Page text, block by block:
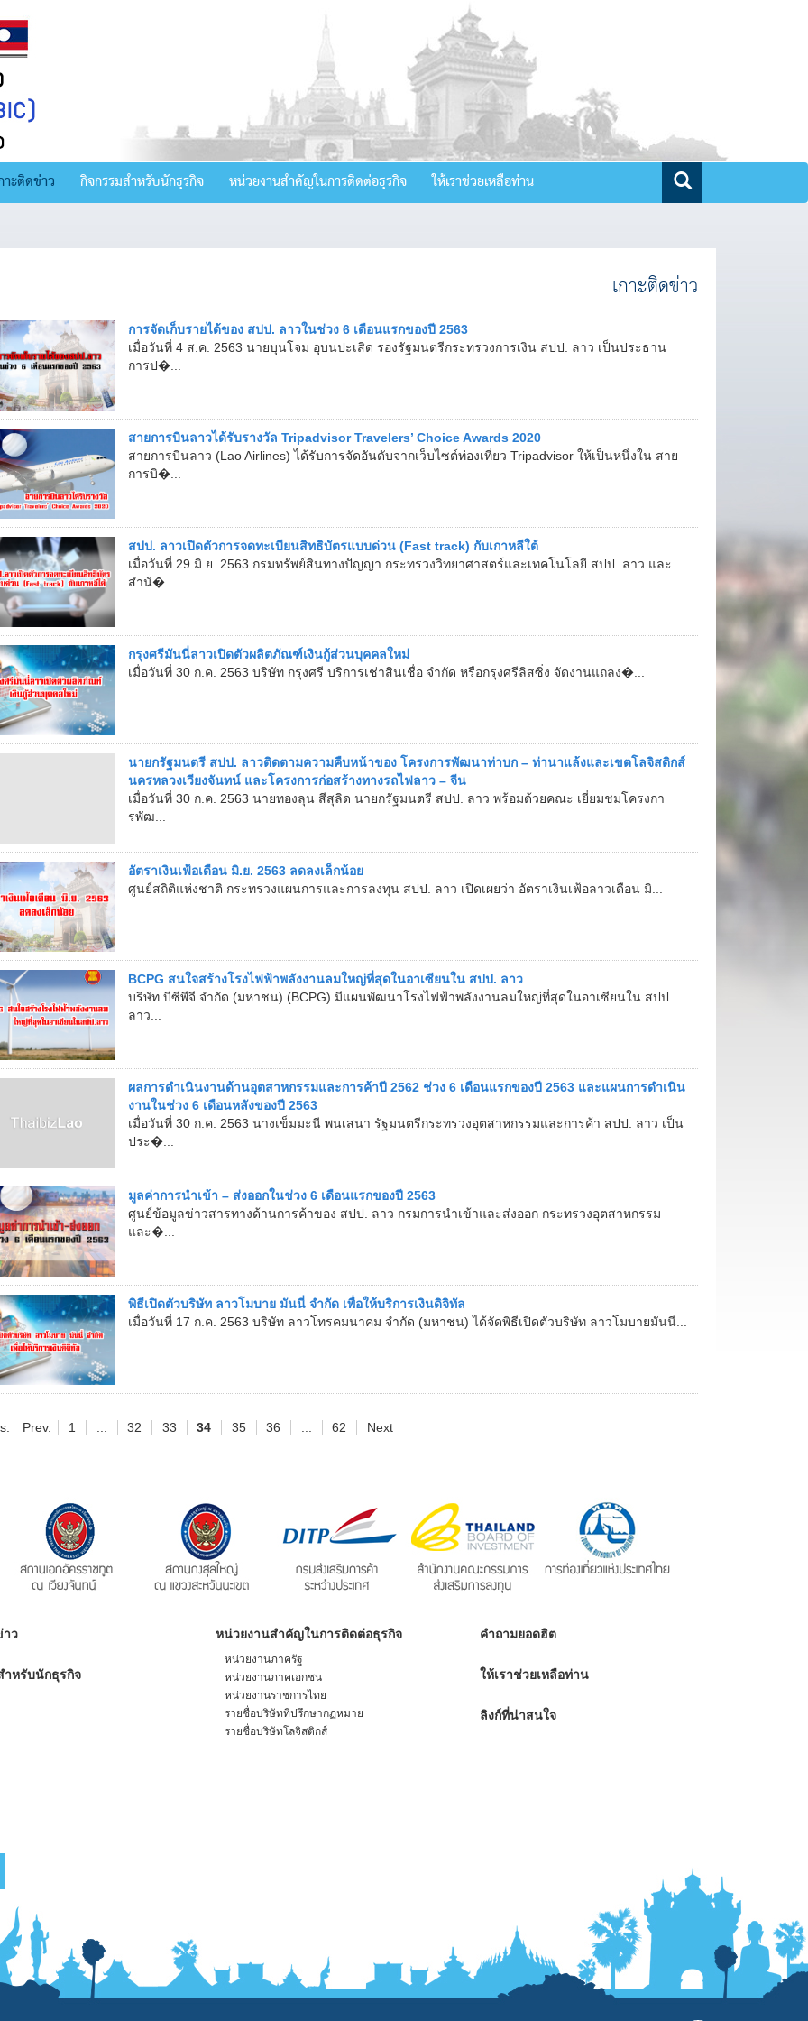
าะติดข่าว กิจกรรมสำหรับนักธุรกิจ หน่วยงานสำคัญในการติดต่อธุรกิจ ให้เราช่วยเหลือท่าน
เกาะติดข่าว
การจัดเก็บรายได้ของ สปป. ลาวในช่วง 6 เดือนแรกของปี 2563
เมื่อวันที่ 4 ส.ค. 2563 นายบุนโจม อุบนปะเสิด รองรัฐมนตรีกระทรวงการเงิน สปป. ลาว เป็นประธาน
การป�...
สายการบินลาวได้รับรางวัล Tripadvisor Travelers’ Choice Awards 2020
สายการบินลาว (Lao Airlines) ได้รับการจัดอันดับจากเว็บไซต์ท่องเที่ยว Tripadvisor ให้เป็นหนึ่งใน สาย
การบิ�...
สปป. ลาวเปิดตัวการจดทะเบียนสิทธิบัตรแบบด่วน (Fast track) กับเกาหลีใต้
เมื่อวันที่ 29 มิ.ย. 2563 กรมทรัพย์สินทางปัญญา กระทรวงวิทยาศาสตร์และเทคโนโลยี สปป. ลาว และ
สำนั�...
กรุงศรีมันนี่ลาวเปิดตัวผลิตภัณฑ์เงินกู้ส่วนบุคคลใหม่
เมื่อวันที่ 30 ก.ค. 2563 บริษัท กรุงศรี บริการเช่าสินเชื่อ จำกัด หรือกรุงศรีลิสซิ่ง จัดงานแถลง�...
นายกรัฐมนตรี สปป. ลาวติดตามความคืบหน้าของ โครงการพัฒนาท่าบก – ท่านาแล้งและเขตโลจิสติกส์
นครหลวงเวียงจันทน์ และโครงการก่อสร้างทางรถไฟลาว – จีน
เมื่อวันที่ 30 ก.ค. 2563 นายทองลุน สีสุลิด นายกรัฐมนตรี สปป. ลาว พร้อมด้วยคณะ เยี่ยมชมโครงกา
รพัฒ...
อัตราเงินเฟ้อเดือน มิ.ย. 2563 ลดลงเล็กน้อย
ศูนย์สถิติแห่งชาติ กระทรวงแผนการและการลงทุน สปป. ลาว เปิดเผยว่า อัตราเงินเฟ้อลาวเดือน มิ...
BCPG สนใจสร้างโรงไฟฟ้าพลังงานลมใหญ่ที่สุดในอาเซียนใน สปป. ลาว
บริษัท บีซีพีจี จำกัด (มหาชน) (BCPG) มีแผนพัฒนาโรงไฟฟ้าพลังงานลมใหญ่ที่สุดในอาเซียนใน สปป.
ลาว...
ผลการดำเนินงานด้านอุตสาหกรรมและการค้าปี 2562 ช่วง 6 เดือนแรกของปี 2563 และแผนการดำเนิน
งานในช่วง 6 เดือนหลังของปี 2563
เมื่อวันที่ 30 ก.ค. 2563 นางเข็มมะนี พนเสนา รัฐมนตรีกระทรวงอุตสาหกรรมและการค้า สปป. ลาว เป็น
ประ�...
มูลค่าการนำเข้า – ส่งออกในช่วง 6 เดือนแรกของปี 2563
ศูนย์ข้อมูลข่าวสารทางด้านการค้าของ สปป. ลาว กรมการนำเข้าและส่งออก กระทรวงอุตสาหกรรม
และ�...
พิธีเปิดตัวบริษัท ลาวโมบาย มันนี่ จำกัด เพื่อให้บริการเงินดิจิทัล
เมื่อวันที่ 17 ก.ค. 2563 บริษัท ลาวโทรคมนาคม จำกัด (มหาชน) ได้จัดพิธีเปิดตัวบริษัท ลาวโมบายมันนี...
Prev. 1 32 33 34 35 36 62 Next
าว
ำหรับนักธุรกิจ
หน่วยงานสำคัญในการติดต่อธุรกิจ
หน่วยงานภาครัฐ
หน่วยงานภาคเอกชน
หน่วยงานราชการไทย
รายชื่อบริษัทที่ปรึกษากฏหมาย
รายชื่อบริษัทโลจิสติกส์
คำถามยอดฮิต
ให้เราช่วยเหลือท่าน
ลิงก์ที่น่าสนใจ